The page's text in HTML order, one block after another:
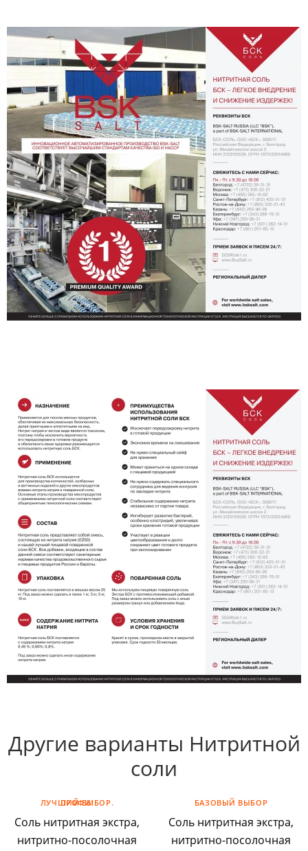
Другие варианты Нитритной
соли
ЛУЧШИЙ ВЫБОР. ПРОФИ!
Соль нитритная экстра,
нитритно-посолочная
БАЗОВЫЙ ВЫБОР
Соль нитритная экстра,
нитритно-посолочная